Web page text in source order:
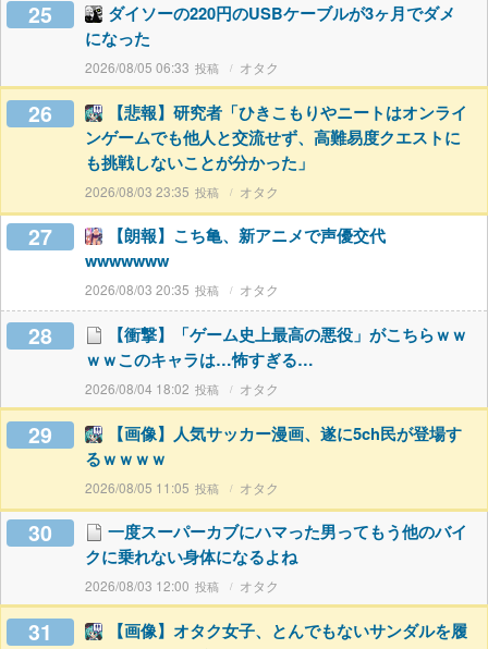
25
ダイソーの220円のUSBケーブルが3ヶ月でダメ
になった
2026/08/05 06:33 オタク
26
【悲報】研究者「ひきこもりやニートはオンライ
ンゲームでも他人と交流せず、高難易度クエストに
も挑戦しないことが分かった」
2026/08/03 23:35 オタク
27
【朗報】こち亀、新アニメで声優交代
wwwwwww
2026/08/03 20:35 オタク
28
【衝撃】「ゲーム史上最高の悪役」がこちらｗｗ
ｗｗこのキャラは…怖すぎる…
2026/08/04 18:02 オタク
29
【画像】人気サッカー漫画、遂に5ch民が登場す
るｗｗｗｗ
2026/08/05 11:05 オタク
30
一度スーパーカブにハマった男ってもう他のバイ
クに乗れない身体になるよね
2026/08/03 12:00 オタク
31
【画像】オタク女子、とんでもないサンダルを履